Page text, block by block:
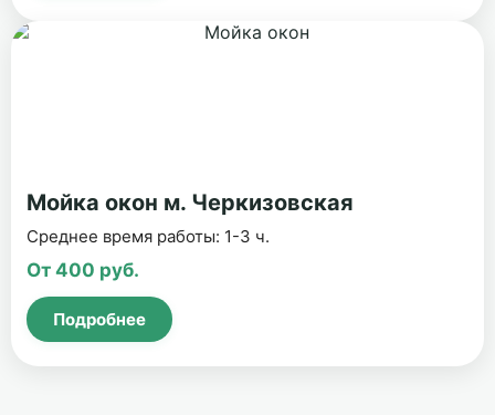
Мойка окон м. Черкизовская
Среднее время работы: 1-3 ч.
От 400 руб.
Подробнее